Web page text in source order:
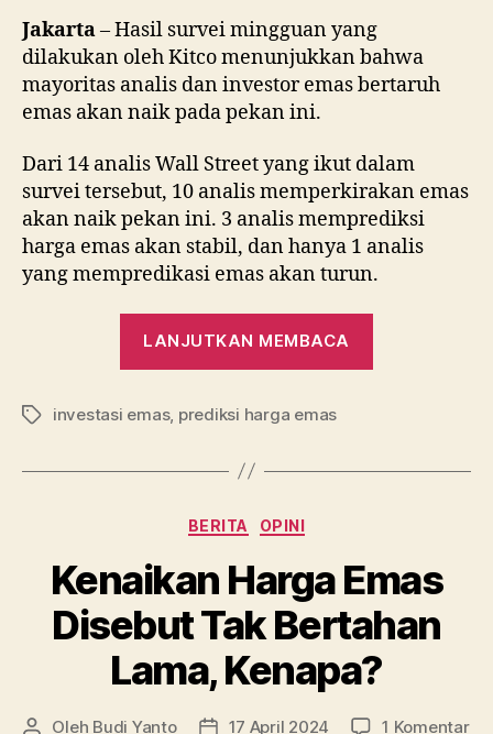
Jakarta– Hasil survei mingguan yang
dilakukan oleh Kitco menunjukkan bahwa
mayoritas analis dan investor emas bertaruh
emas akan naik pada pekan ini.
Dari 14 analis Wall Street yang ikut dalam
survei tersebut, 10 analis memperkirakan emas
akan naik pekan ini. 3 analis memprediksi
harga emas akan stabil, dan hanya 1 analis
yang mempredikasi emas akan turun.
LANJUTKAN MEMBACA
Naik
Tag investasi emas, prediksi harga emas
Kategori
BERITA OPINI
Kenaikan Harga Emas
Disebut Tak Bertahan
Lama, Kenapa?
Penulis
Oleh Budi Yanto
Tanggal
17 April 2024 1 Komentar